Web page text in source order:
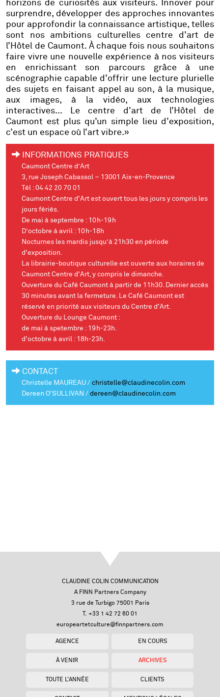
horizons de curiosités aux visiteurs. Innover pour
surprendre, développer des approches innovantes
pour approfondir la connaissance artistique, telles
sont nos ambitions culturelles centre d’art de
l’Hôtel de Caumont. À chaque fois nous souhaitons
faire vivre une nouvelle expérience à nos visiteurs
en enrichissant son parcours grâce à une
scénographie capable d’offrir une lecture plurielle
des sujets en faisant appel au son, à la musique,
aux images, à la vidéo, aux technologies
interactives... Le centre d’art de l’Hôtel de
Caumont est plus qu’un simple lieu d’exposition,
c’est un espace où l’art vibre.»
INFORMATIONS PRATIQUES
Caumont Centre d’Art
3, rue Joseph Cabassol – 13001 Aix-en-Provence
Tél : 04 42 20 70 01
Caumont Centre d'Art est ouvert tous les jours y compris les
jours fériés.
De mai à septembre : 10h-19h
D’octobre à avril : 10h-18h
Nocturnes les mardis jusqu’à 21h30 en période
d'exposition.
La librairie-boutique culturelle est ouverte aux horaires de
Caumont Centre d'Art, y compris le dimanche.
Ouverture du Café Caumont à partir de 11h30. Dernier accès
30 minutes avant la fermeture. Le Café Caumont est
réservé en priorité aux visiteurs du Centre d'Art.
Ouverture du Lounge Caumont :
de mai à spetembre : 19h-23h.
d'octobre à avril : 18h-23h.
CONTACT
Christelle MAUREAU / christelle@claudinecolin.com
Dereen O'SULLIVAN / dereen@claudinecolin.com
CLAUDINE COLIN COMMUNICATION
A FINN Partners Company
3 rue de Turbigo 75001 Paris
T. +33 1 42 72 60 01
europeartetculture@finnpartners.com
AGENCE EN COURS
À VENIR ARCHIVES
TOUTE L'ANNÉE CLIENTS